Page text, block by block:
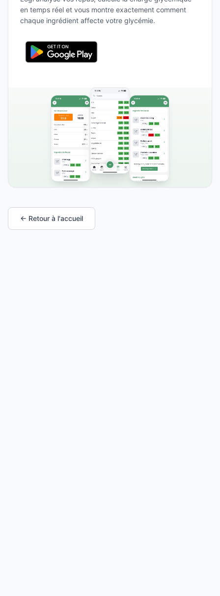
en temps réel et vous montre exactement comment
chaque ingrédient affecte votre glycémie.
← Retour à l'accueil